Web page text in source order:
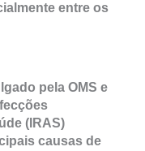
entre os
pela OMS e
(IRAS)
causas de